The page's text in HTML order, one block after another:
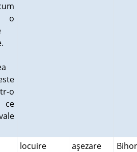
o
locuire aşezare